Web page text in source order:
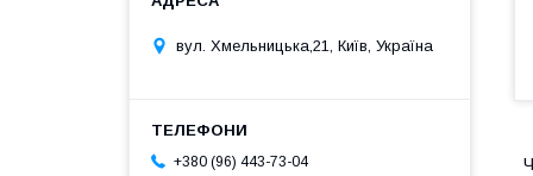
вул. Хмельницька,21, Київ, Україна
+380 (96) 443-73-04